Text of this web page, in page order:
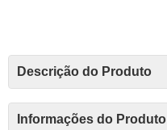
Descrição do Produto
Informações do Produto